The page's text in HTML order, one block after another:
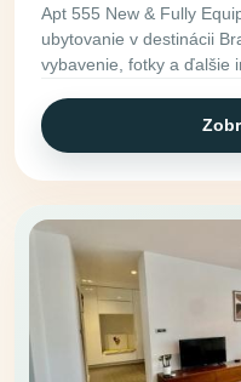
Apt 555 New & Fully
ubytovanie v destinácii
vybavenie, fotky a ďalšie